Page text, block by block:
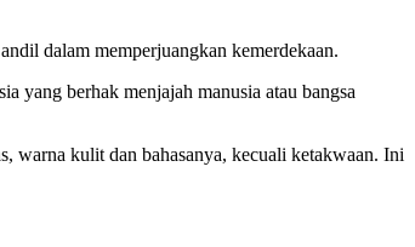
dalam memperjuangkan kemerdekaan.
yang berhak menjajah manusia atau bangsa
warna kulit dan bahasanya, kecuali ketakwaan. Ini